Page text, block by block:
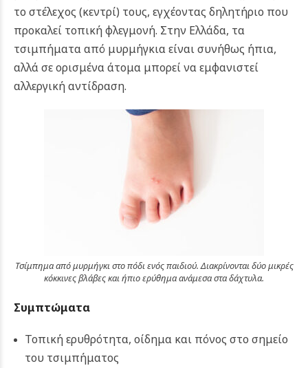
το στέλεχος (κεντρί) τους, εγχέοντας δηλητήριο που
προκαλεί τοπική φλεγμονή. Στην Ελλάδα, τα
τσιμπήματα από μυρμήγκια είναι συνήθως ήπια,
αλλά σε ορισμένα άτομα μπορεί να εμφανιστεί
αλλεργική αντίδραση.
Τσίμπημα από μυρμήγκι στο πόδι ενός παιδιού. Διακρίνονται δύο μικρές
κόκκινες βλάβες και ήπιο ερύθημα ανάμεσα στα δάχτυλα.
Συμπτώματα
Τοπική ερυθρότητα, οίδημα και πόνος στο σημείο
του τσιμπήματος